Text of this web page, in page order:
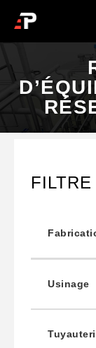
FILTRE
Usinage